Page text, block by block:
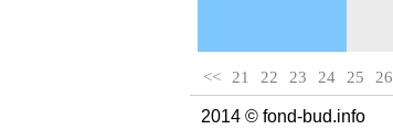
<< 21 22 23 24 25 26
2014 © fond-bud.info